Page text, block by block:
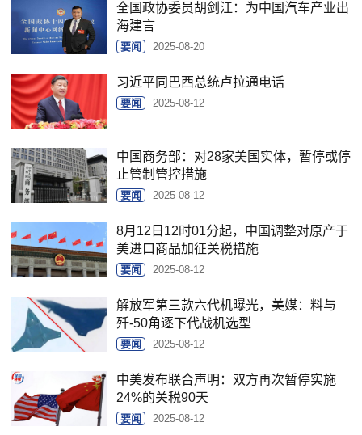
全国政协委员胡剑江：为中国汽车产业出
海建言
要闻 2025-08-20
习近平同巴西总统卢拉通电话
要闻 2025-08-12
中国商务部：对28家美国实体，暂停或停
止管制管控措施
要闻 2025-08-12
8月12日12时01分起，中国调整对原产于
美进口商品加征关税措施
要闻 2025-08-12
解放军第三款六代机曝光，美媒：料与
歼-50角逐下代战机选型
要闻 2025-08-12
中美发布联合声明：双方再次暂停实施
24%的关税90天
要闻 2025-08-12